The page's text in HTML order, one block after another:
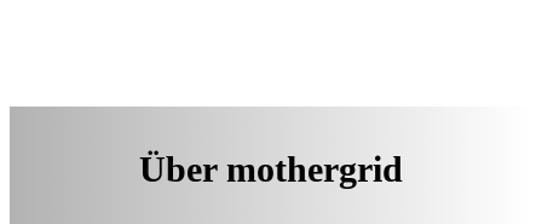
Über mothergrid